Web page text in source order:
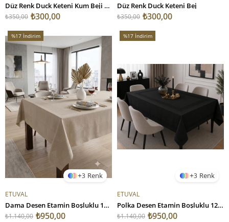
Düz Renk Duck Keteni Kum Beji Kum Beji
₺300,00
₺350,00
Düz Renk Duck Keteni Bej
₺300,00
₺350,00
3
%17 İndirim
%17İndirim
ETUVAL
Dama Desen Etamin Boşluklu 12 Kişilik Masa Örtüsü Dikili Kapuçino
₺950,00
₺1.140,00
3
%17 İndirim
ETUVAL
Polka Desen Etamin Boşluklu 12 Kişilik Masa Örtüsü Dikili Siyah
₺950,00
₺1.140,00